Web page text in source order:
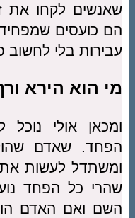
שאנשים לקחו את
הם כועסים
עבירות בלי לחשוב
מי הוא הירא
ומכאן אולי נוכל
הפחד. שאדם
ומשתדל לעשות
שהרי כל הפחד
השם ואם האדם